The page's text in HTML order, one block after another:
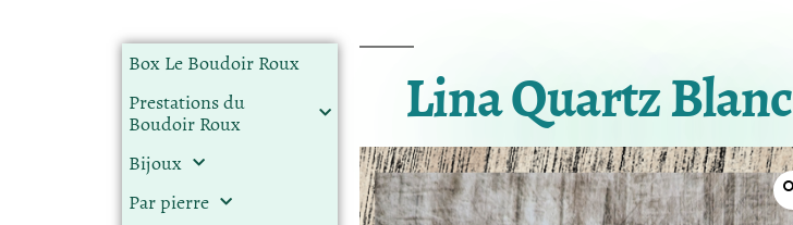
Box Le Boudoir Roux
Prestations du
Boudoir Roux
Bijoux
Par pierre
Lina Quartz Blanc